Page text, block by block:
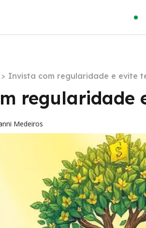
> Invista com regularidade e evite
regularidade
Medeiros